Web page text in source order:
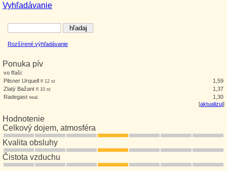
Vyhľadávanie
Rozšírené výhľadávanie
Ponuka pív
vo fľaši:
Pilsner Urquell fl 12 st
1,59
Zlatý Bažant fl 10 st
1,37
Radegast neal.
1,30
[aktualizuj]
Hodnotenie
Celkový dojem, atmosféra
Kvalita obsluhy
Čistota vzduchu